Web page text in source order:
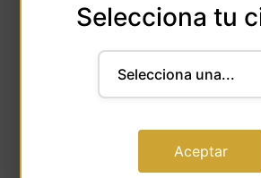
Combo Vinos tintos
Selecciona tu
Aceptar